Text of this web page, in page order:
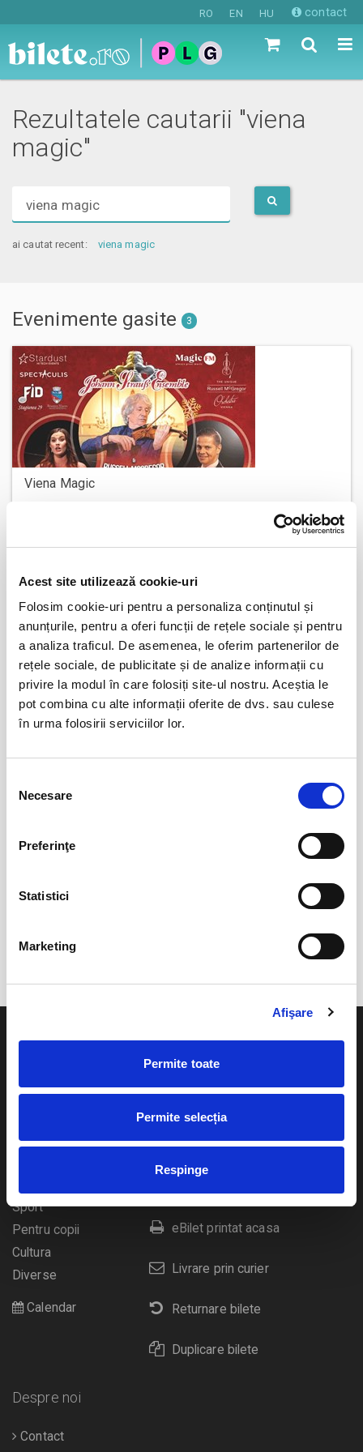
Acest site utilizează cookie-uri
Folosim cookie-uri pentru a personaliza conținutul și
anunțurile, pentru a oferi funcții de rețele sociale și pentru
a analiza traficul. De asemenea, le oferim partenerilor de
rețele sociale, de publicitate și de analize informații cu
privire la modul în care folosiți site-ul nostru. Aceștia le
pot combina cu alte informații oferite de dvs. sau culese
în urma folosirii serviciilor lor.
consimțământului
Necesare
Preferinţe
Statistici
Marketing
Afişare
Permite toate
Permite selecția
Respinge
RO EN HU contact
Rezultatele cautarii "viena
magic"
evenimente,
artisti
ai cautat recent: viena magic
Evenimente gasite 3
Viena Magic
Viena Magic - Concert de Craciun de 20 de ani in
Romania
expirat
CONCERT „VIENA MAGIC” CU JOHANN STRAUSS
expirat
Cum comand bilete?
eBilet printat acasa
Livrare prin curier
Returnare bilete
Duplicare bilete
Evenimente
Teatru
Sport
Pentru copii
Cultura
Diverse
Calendar
Despre noi
Contact